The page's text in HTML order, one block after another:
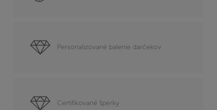
Personalizované balenie darčekov
Certifikované šperky